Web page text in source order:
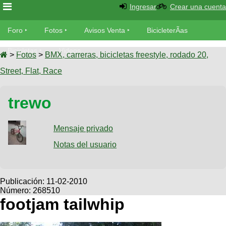
Foro
Foro
TÃ©cnica
Fotos
tu foto
Galeria
XC
Viajes
Descenso
SUBÃ
tu
Buscar
Ultimos
Fotos
BicicleterÃ­
as
Bicicletas
Tandem
Videos
Cicloturismo
Ingresar Crear una cuenta
Foro Fotos Avisos Venta BicicleterÃ­as
Bicicletas Videos
> Fotos > BMX, carreras, bicicletas freestyle, rodado 20,
Street, Flat, Race
trewo
Mensaje privado
Notas del usuario
Publicación: 11-02-2010
Número: 268510
footjam tailwhip